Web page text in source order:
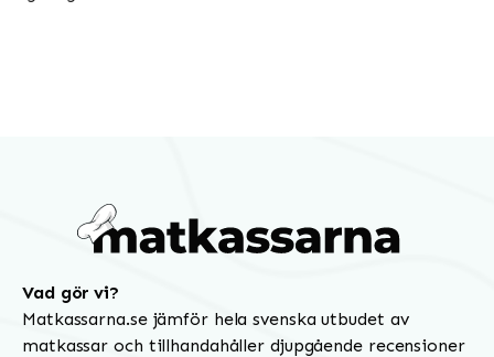
Vad gör vi?
Matkassarna.se jämför hela svenska utbudet av
matkassar och tillhandahåller djupgående recensioner